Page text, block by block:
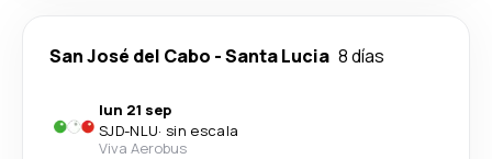
San José del Cabo -Santa Lucia 8 días
lun 21 sep
SJD-NLU· sin escala
Viva Aerobus